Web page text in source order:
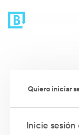
Quiero iniciar
Inicie